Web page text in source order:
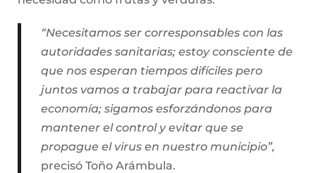
“Necesitamos ser corresponsables con las
autoridades sanitarias; estoy consciente de
que nos esperan tiempos difíciles pero
juntos vamos a trabajar para reactivar la
economía; sigamos esforzándonos para
mantener el control y evitar que se
propague el virus en nuestro municipio”,
precisó Toño Arámbula.